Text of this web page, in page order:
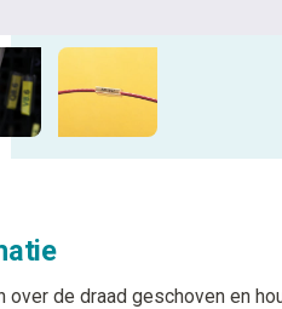
over de draad geschoven en